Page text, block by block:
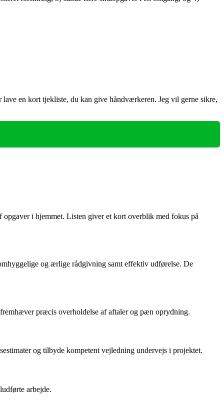
en kort tjekliste, du kan give håndværkeren. Jeg vil gerne sikre,
i hjemmet. Listen giver et kort overblik med fokus på
og ærlige rådgivning samt effektiv udførelse. De
præcis overholdelse af aftaler og pæn oprydning.
og tilbyde kompetent vejledning undervejs i projektet.
arbejde.